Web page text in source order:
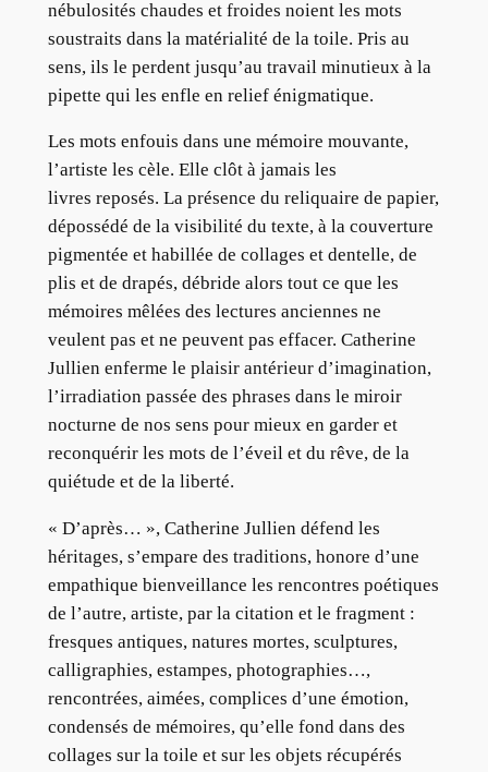
nébulosités chaudes et froides noient les mots
soustraits dans la matérialité de la toile. Pris au
sens, ils le perdent jusqu’au travail minutieux à la
pipette qui les enfle en relief énigmatique.
Les mots enfouis dans une mémoire mouvante,
l’artiste les cèle. Elle clôt à jamais les
livres reposés. La présence du reliquaire de papier,
dépossédé de la visibilité du texte, à la couverture
pigmentée et habillée de collages et dentelle, de
plis et de drapés, débride alors tout ce que les
mémoires mêlées des lectures anciennes ne
veulent pas et ne peuvent pas effacer. Catherine
Jullien enferme le plaisir antérieur d’imagination,
l’irradiation passée des phrases dans le miroir
nocturne de nos sens pour mieux en garder et
reconquérir les mots de l’éveil et du rêve, de la
quiétude et de la liberté.
« D’après… », Catherine Jullien défend les
héritages, s’empare des traditions, honore d’une
empathique bienveillance les rencontres poétiques
de l’autre, artiste, par la citation et le fragment :
fresques antiques, natures mortes, sculptures,
calligraphies, estampes, photographies…,
rencontrées, aimées, complices d’une émotion,
condensés de mémoires, qu’elle fond dans des
collages sur la toile et sur les objets récupérés